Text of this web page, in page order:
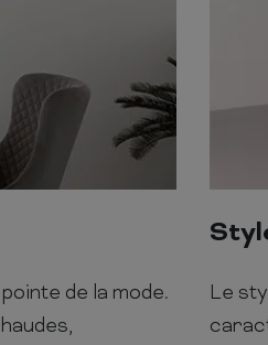
de la mode.
Le